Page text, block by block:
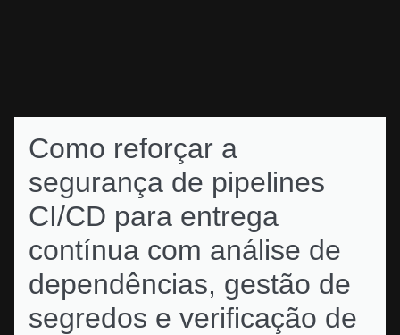
Como reforçar a
segurança de pipelines
CI/CD para entrega
contínua com análise de
dependências, gestão de
segredos e verificação de